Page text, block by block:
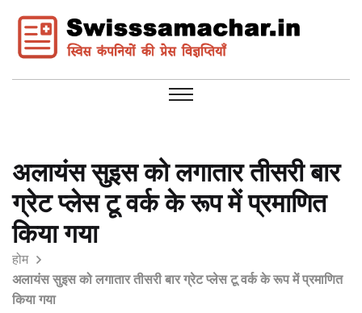
अलायंस सुइस को लगातार तीसरी बार
ग्रेट प्लेस टू वर्क के रूप में प्रमाणित
किया गया
होम
अलायंस सुइस को लगातार तीसरी बार ग्रेट प्लेस टू वर्क के रूप में प्रमाणित
किया गया